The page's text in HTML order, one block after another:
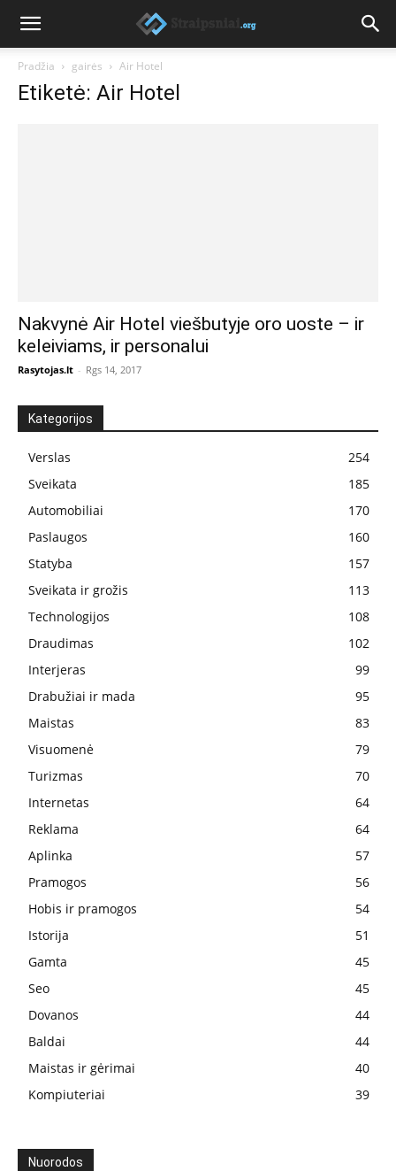
Pradžia gairės Air Hotel
Etiketė: Air Hotel
Nakvynė Air Hotel viešbutyje oro uoste – ir
keleiviams, ir personalui
Rasytojas.lt - Rgs 14, 2017
Kategorijos
Verslas
254
Sveikata
185
Automobiliai
170
Paslaugos
160
Statyba
157
Sveikata ir grožis
113
Technologijos
108
Draudimas
102
Interjeras
99
Drabužiai ir mada
95
Maistas
83
Visuomenė
79
Turizmas
70
Internetas
64
Reklama
64
Aplinka
57
Pramogos
56
Hobis ir pramogos
54
Istorija
51
Gamta
45
Seo
45
Dovanos
44
Baldai
44
Maistas ir gėrimai
40
Kompiuteriai
39
Nuorodos